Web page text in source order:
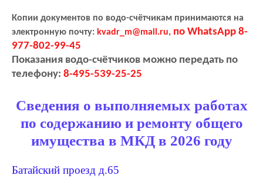
Копии документов по водо-счётчикам принимаются на
электронную почту: kvadr_m@mail.ru, по WhatsApp 8-
977-802-99-45
Показания водо-счётчиков можно передать по
телефону: 8-495-539-25-25
Сведения о выполняемых работах
по содержанию и ремонту общего
имущества в МКД в 2026 году
Батайский проезд д.65